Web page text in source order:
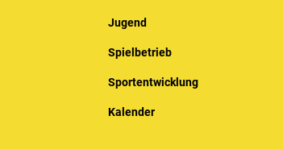
Jugend
Spielbetrieb
Sportentwicklung
Kalender